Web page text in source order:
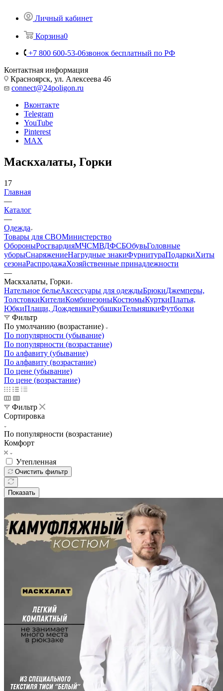
Личный кабинет
Корзина0
+7 800 600-53-06звонок бесплатный по РФ
Контактная информация
Красноярск, ул. Алексеева 46
connect@24poligon.ru
Вконтакте
Telegram
YouTube
Pinterest
MAX
Маскхалаты, Горки
17
Главная
—
Каталог
—
Одежда
Товары для СВОМинистерство
ОбороныРосгвардияМЧСМВДФСБОбувьГоловные
уборыСнаряжениеНагрудные знакиФурнитураПодаркиХиты
сезонаРаспродажаХозяйственные принадлежности
—
Маскхалаты, Горки
Нательное бельеАксессуары для одеждыБрюкиДжемперы,
ТолстовкиКителиКомбинезоныКостюмыКурткиПлатья,
ЮбкиПлащи, ДождевикиРубашкиТельняшкиФутболки
Фильтр
По умолчанию (возрастание)
По популярности (убывание)
По популярности (возрастание)
По алфавиту (убывание)
По алфавиту (возрастание)
По цене (убывание)
По цене (возрастание)
Фильтр
Сортировка
По популярности (возрастание)
Комфорт
Утепленная
Очистить фильтр
Показать